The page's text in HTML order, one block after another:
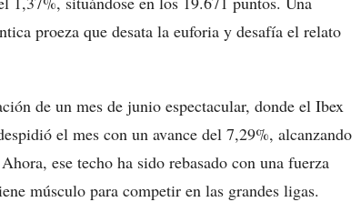
proeza que desata la euforia y desafía el relato
de un mes de junio espectacular, donde el Ibex
el mes con un avance del 7,29%, alcanzando
ese techo ha sido rebasado con una fuerza
músculo para competir en las grandes ligas.